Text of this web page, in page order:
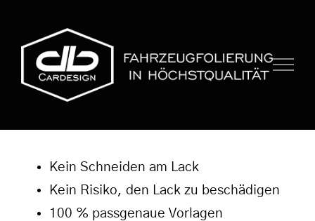
springen
Kein Schneiden am Lack
Kein Risiko, den Lack zu beschädigen
100 % passgenaue Vorlagen